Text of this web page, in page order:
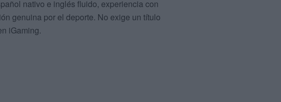
nativo e inglés fluido, experiencia con
genuina por el deporte. No exige un título
iGaming.